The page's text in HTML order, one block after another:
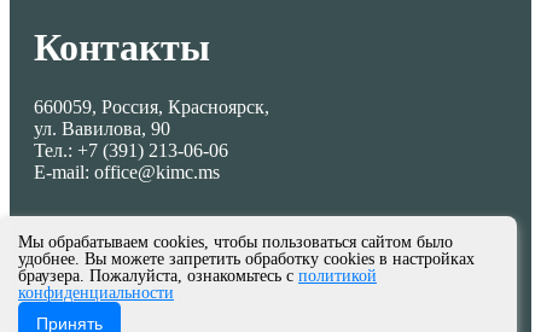
Контакты
660059, Россия, Красноярск,
ул. Вавилова, 90
Тел.: +7 (391) 213-06-06
E-mail: office@kimc.ms
© МКУ КИМЦ 2013-2026
Мы обрабатываем cookies, чтобы пользоваться сайтом было
удобнее. Вы можете запретить обработку cookies в настройках
браузера. Пожалуйста, ознакомьтесь с политикой
конфиденциальности
Принять